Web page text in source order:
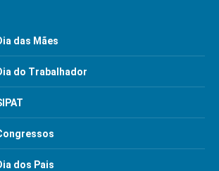
das Mães
do Trabalhador
dos Pais